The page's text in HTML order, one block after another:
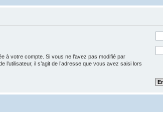
à votre compte. Si vous ne l’avez pas modifié par
l’utilisateur, il s’agit de l’adresse que vous avez saisi lors